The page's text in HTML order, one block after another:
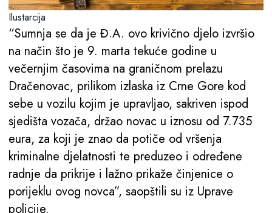
Ilustarcija
“Sumnja se da je Đ.A. ovo krivično djelo izvršio
na način što je 9. marta tekuće godine u
večernjim časovima na graničnom prelazu
Dračenovac, prilikom izlaska iz Crne Gore kod
sebe u vozilu kojim je upravljao, sakriven ispod
sjedišta vozača, držao novac u iznosu od 7.735
eura, za koji je znao da potiče od vršenja
kriminalne djelatnosti te preduzeo i određene
radnje da prikrije i lažno prikaže činjenice o
porijeklu ovog novca”, saopštili su iz Uprave
policije.